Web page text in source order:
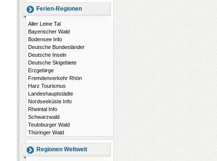
Ferien-Regionen
Aller Leine Tal
Bayerischer Wald
Bodensee Info
Deutsche Bundesländer
Deutsche Inseln
Deutsche Skigebiete
Erzgebirge
Fremdenverkehr Rhön
Harz Tourismus
Landeshauptstädte
Nordseeküste Info
Rheintal Info
Schwarzwald
Teutoburger Wald
Thüringer Wald
Regionen Weltweit